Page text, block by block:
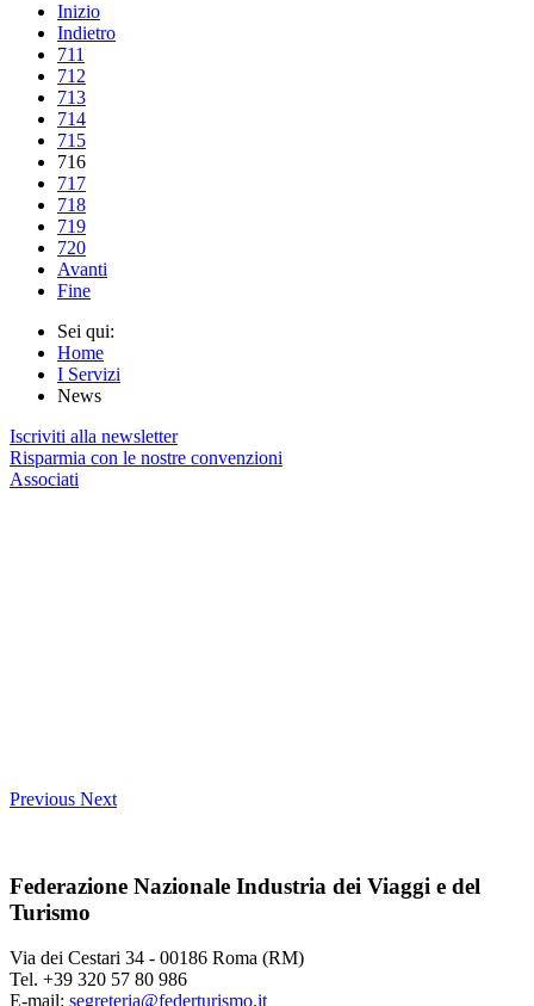
Inizio
Indietro
711
712
713
714
715
716
717
718
719
720
Avanti
Fine
Sei qui:
Home
I Servizi
News
Iscriviti alla newsletter
Risparmia con le nostre convenzioni
Associati
Previous Next
Federazione Nazionale Industria dei Viaggi e del
Turismo
Via dei Cestari 34 - 00186 Roma (RM)
Tel. +39 320 57 80 986
E-mail: segreteria@federturismo.it